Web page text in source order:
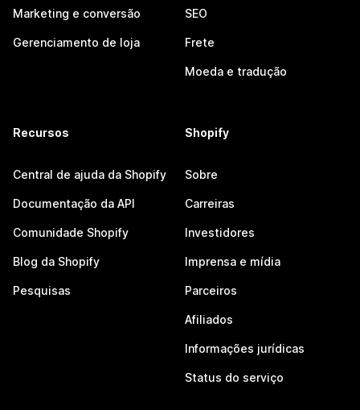
Marketing e conversão
Gerenciamento de loja
SEO
Frete
Moeda e tradução
Recursos
Central de ajuda da Shopify
Documentação da API
Comunidade Shopify
Blog da Shopify
Pesquisas
Shopify
Sobre
Carreiras
Investidores
Imprensa e mídia
Parceiros
Afiliados
Informações jurídicas
Status do serviço